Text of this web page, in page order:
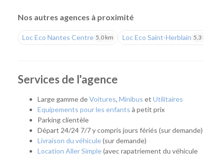
bénéficiant de tarifs compétitifs et de l'expertise Loc Eco.
professionnel, notre agence vous propose une solution
simple et rapide. Son emplacement est idéal pour les
des communes voisines qui recherchent une location de
proximité.
Grâce à la ligne 2 du tramway, aux lignes de bus Naolib et
aux stations marguerite situées à proximité, vous pouvez
facilement rejoindre l'agence avant de prendre la route.
Nos autres agences à proximité
Loc Eco Nantes Centre 5,0 km Loc Eco Saint-Herblain 5,3 km
Services de l'agence
Large gamme deVoitures, Minibus et Utilitaires
Equipements pour les enfants à petit prix
Parking clientèle
Départ 24/24 7/7 y compris jours fériés (sur demande)
Livraison du véhicule(sur demande)
Location Aller Simple(avec rapatriement du véhicule